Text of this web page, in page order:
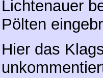
Lichtenauer
Pölten
Hier das